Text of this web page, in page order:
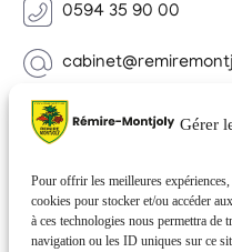
Gérer
Pour offrir les meilleures
cookies pour stocker et/ou accéder
à ces technologies nous permettra de
navigation ou les ID uniques sur ce
0594 35 90 00
Newsletter
nouvelles de votre